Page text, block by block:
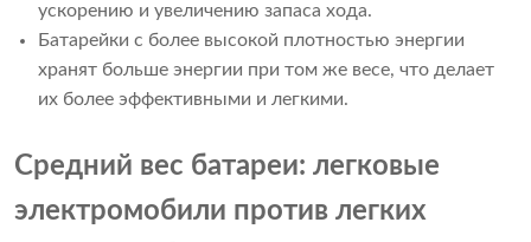
ускорению и увеличению запаса хода.
Батарейки с более высокой плотностью энергии
хранят больше энергии при том же весе, что делает
их более эффективными и легкими.
Средний вес батареи: легковые
электромобили против легких